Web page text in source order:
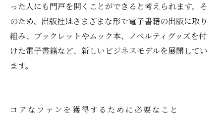
った人にも門戸を開くことができると考えられます。そ
のため、出版社はさまざまな形で電子書籍の出版に取り
組み、ブックレットやムック本、ノベルティグッズを付
けた電子書籍など、新しいビジネスモデルを展開してい
ます。
コアなファンを獲得するために必要なこと